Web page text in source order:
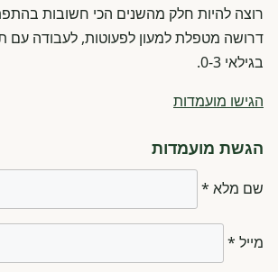
רוצה להיות חלק מהשנים הכי חשובות
דרושה מטפלת למעון לפעוטות, לעבודה עם
בגילאי 0-3.
הגישו מועמדות
הגשת מועמדות
שם מלא *
מייל *